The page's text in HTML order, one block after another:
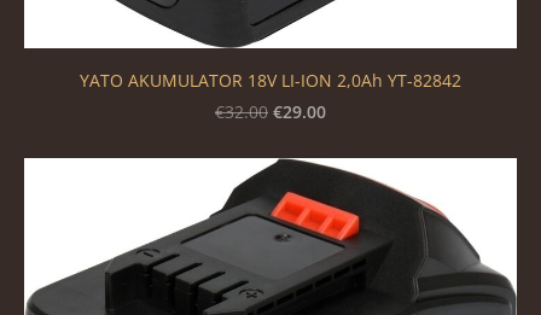
YATO AKUMULATOR 18V LI-ION 2,0Ah YT-82842
€32.00 €29.00